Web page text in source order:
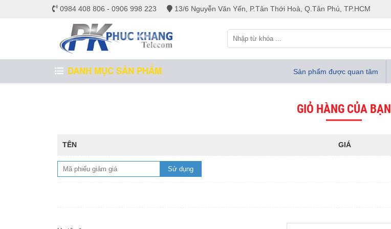
0984 408 806 - 0906 998 223 13/6 Nguyễn Văn Yến, P.Tân Thới Hoà, Q.Tân Phú, TP.HCM
DANH MỤC SẢN PHẨM Sản phẩm được quan tâm
GIỎ HÀNG CỦA BẠN
TÊN GIÁ
Sử dụng